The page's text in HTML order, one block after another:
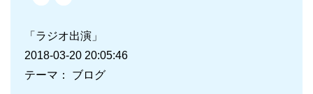
「ラジオ出演」
2018-03-20 20:05:46
テーマ： ブログ